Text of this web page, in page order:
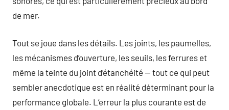
de mer.
Tout se joue dans les détails. Les joints, les paumelles,
les mécanismes d’ouverture, les seuils, les ferrures et
même la teinte du joint d’étanchéité — tout ce qui peut
sembler anecdotique est en réalité déterminant pour la
performance globale. L’erreur la plus courante est de